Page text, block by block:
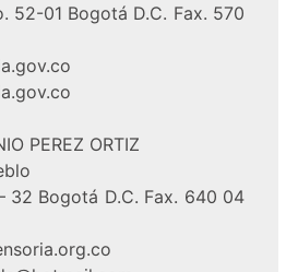
52-01 Bogotá D.C. Fax. 570
PEREZ ORTIZ
32 Bogotá D.C. Fax. 640 04